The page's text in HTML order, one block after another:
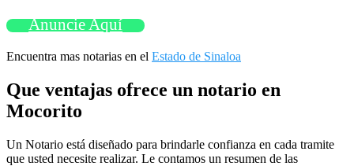
Anuncie Aquí
Encuentra mas notarias en el Estado de Sinaloa
Que ventajas ofrece un notario en
Mocorito
Un Notario está diseñado para brindarle confianza en cada tramite
que usted necesite realizar. Le contamos un resumen de las